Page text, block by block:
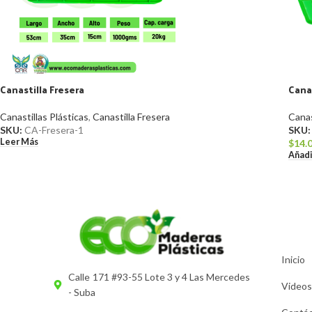
Canastilla Fresera
Canastillas Plásticas, Canastilla Fresera
SKU: CA-Fresera-1
Leer Más
SKU:
$
Calle 171 #93-55 Lote 3 y 4 Las Mercedes
- Suba
Inicio
Videos